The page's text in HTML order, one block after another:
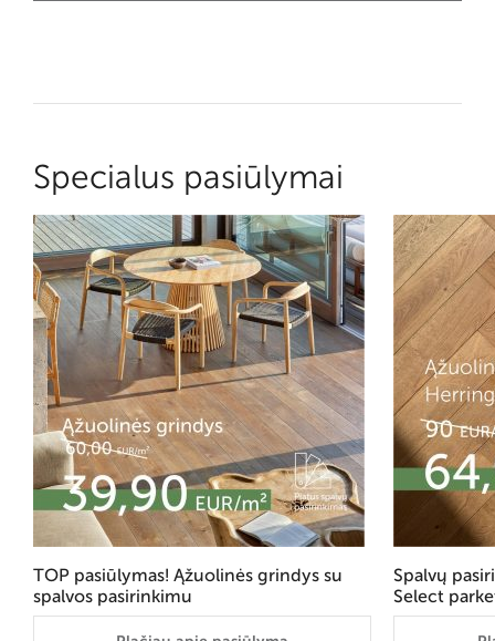
Specialus pasiūlymai
TOP pasiūlymas! Ąžuolinės grindys su
spalvos pasirinkimu
Spalvų
Select